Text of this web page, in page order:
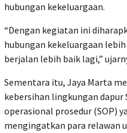
hubungan kekeluargaan.
“Dengan kegiatan ini
hubungan kekeluargaan
berjalan lebih baik lagi,”
Sementara itu, Jaya Marta
kebersihan lingkungan dapur
operasional prosedur (SOP)
mengingatkan para relawan